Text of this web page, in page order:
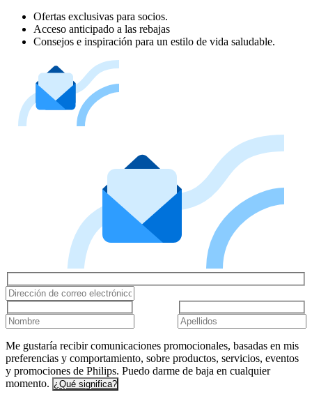
Ofertas exclusivas para socios.
Acceso anticipado a las rebajas
Consejos e inspiración para un estilo de vida saludable.
Me gustaría recibir comunicaciones promocionales, basadas en mis
preferencias y comportamiento, sobre productos, servicios, eventos
y promociones de Philips. Puedo darme de baja en cualquier
momento. ¿Qué significa?